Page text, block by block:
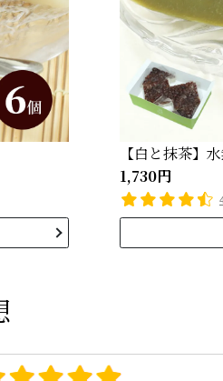
【白と抹茶】
1,730円